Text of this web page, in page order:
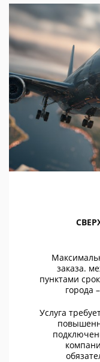
заказа.
пунктами
города
Услуга